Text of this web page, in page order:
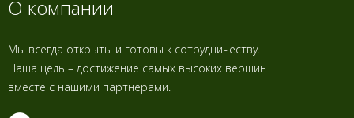
О компании
Мы всегда открыты и готовы к сотрудничеству.
Наша цель – достижение самых высоких вершин
вместе с нашими партнерами.